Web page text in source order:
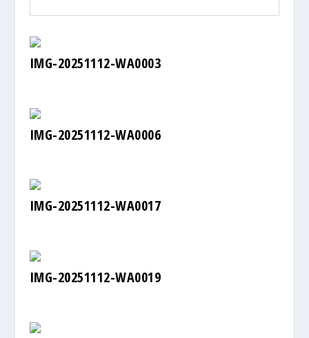
IMG-20251112-WA0003
IMG-20251112-WA0006
IMG-20251112-WA0017
IMG-20251112-WA0019